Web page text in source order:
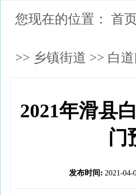
您现在的位置： 首
>> 乡镇街道 >> 白
2021年滑县
门
发布时间: 2021-04-